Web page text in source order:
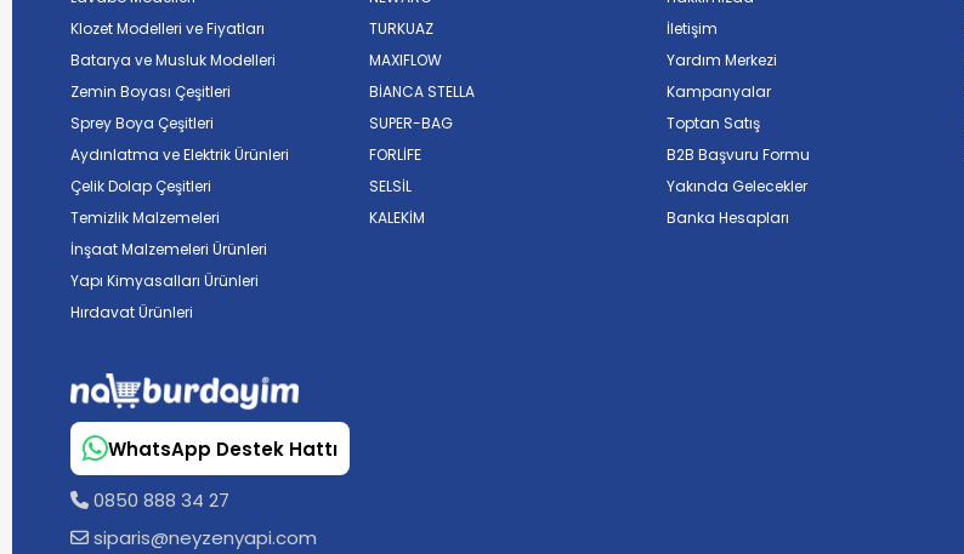
Klozet Modelleri ve Fiyatları
Batarya ve Musluk Modelleri
Zemin Boyası Çeşitleri
Sprey Boya Çeşitleri
Aydınlatma ve Elektrik Ürünleri
Çelik Dolap Çeşitleri
Temizlik Malzemeleri
İnşaat Malzemeleri Ürünleri
Yapı Kimyasalları Ürünleri
Hırdavat Ürünleri
TURKUAZ
MAXIFLOW
BİANCA STELLA
SUPER-BAG
FORLİFE
SELSİL
KALEKİM
İletişim
Yardım Merkezi
Kampanyalar
Toptan Satış
B2B Başvuru Formu
Yakında Gelecekler
Banka Hesapları
WhatsApp Destek Hattı
0850 888 34 27
siparis@neyzenyapi.com